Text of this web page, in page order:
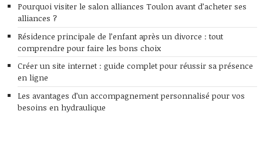
Pourquoi visiter le salon alliances Toulon avant d’acheter ses
alliances ?
Résidence principale de l’enfant après un divorce : tout
comprendre pour faire les bons choix
Créer un site internet : guide complet pour réussir sa présence
en ligne
Les avantages d’un accompagnement personnalisé pour vos
besoins en hydraulique